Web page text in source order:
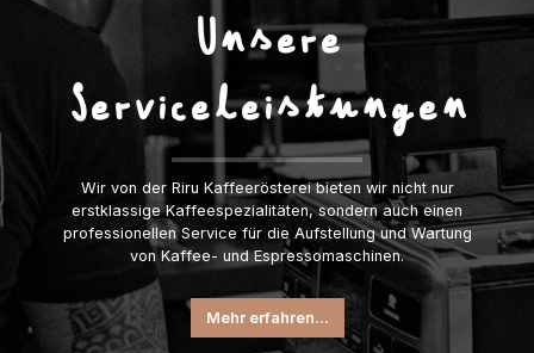
Unsere
Serviceleistungen
Wir von der Riru Kaffeerösterei bieten wir nicht nur
erstklassige Kaffeespezialitäten, sondern auch einen
professionellen Service für die Aufstellung und Wartung
von Kaffee- und Espressomaschinen.
Mehr erfahren...